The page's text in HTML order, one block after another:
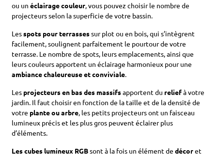
ou un éclairage couleur, vous pouvez choisir le nombre de
projecteurs selon la superficie de votre bassin.
Lesspots pour terrassessur plot ou en bois, qui s’intègrent
facilement, soulignent parfaitement le pourtour de votre
terrasse. Le nombre de spots, leurs emplacements, ainsi que
leurs couleurs apportent un éclairage harmonieux pour une
ambiance chaleureuse et conviviale.
Les projecteurs en bas des massifsapportent du reliefà votre
jardin. Il faut choisir en fonction de la taille et de la densité de
votre plante ou arbre, les petits projecteurs ont un faisceau
lumineux précis et les plus gros peuvent éclairer plus
d’éléments.
Les cubes lumineux RGBsont à la fois un élément de décoret